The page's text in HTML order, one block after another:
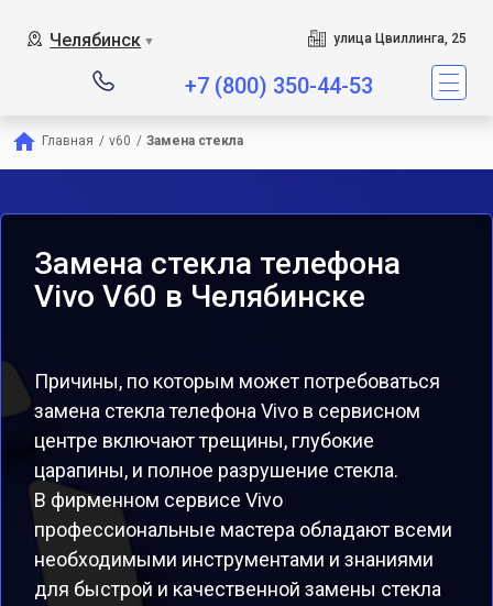
Челябинск ▼ улица Цвиллинга, 25
+7 (800) 350-44-53
Главная / v60 / Замена стекла
Замена стекла телефона
Vivo V60 в Челябинске
Причины, по которым может потребоваться
замена стекла телефона Vivo в сервисном
центре включают трещины, глубокие
царапины, и полное разрушение стекла.
В фирменном сервисе Vivo
профессиональные мастера обладают всеми
необходимыми инструментами и знаниями
для быстрой и качественной замены стекла